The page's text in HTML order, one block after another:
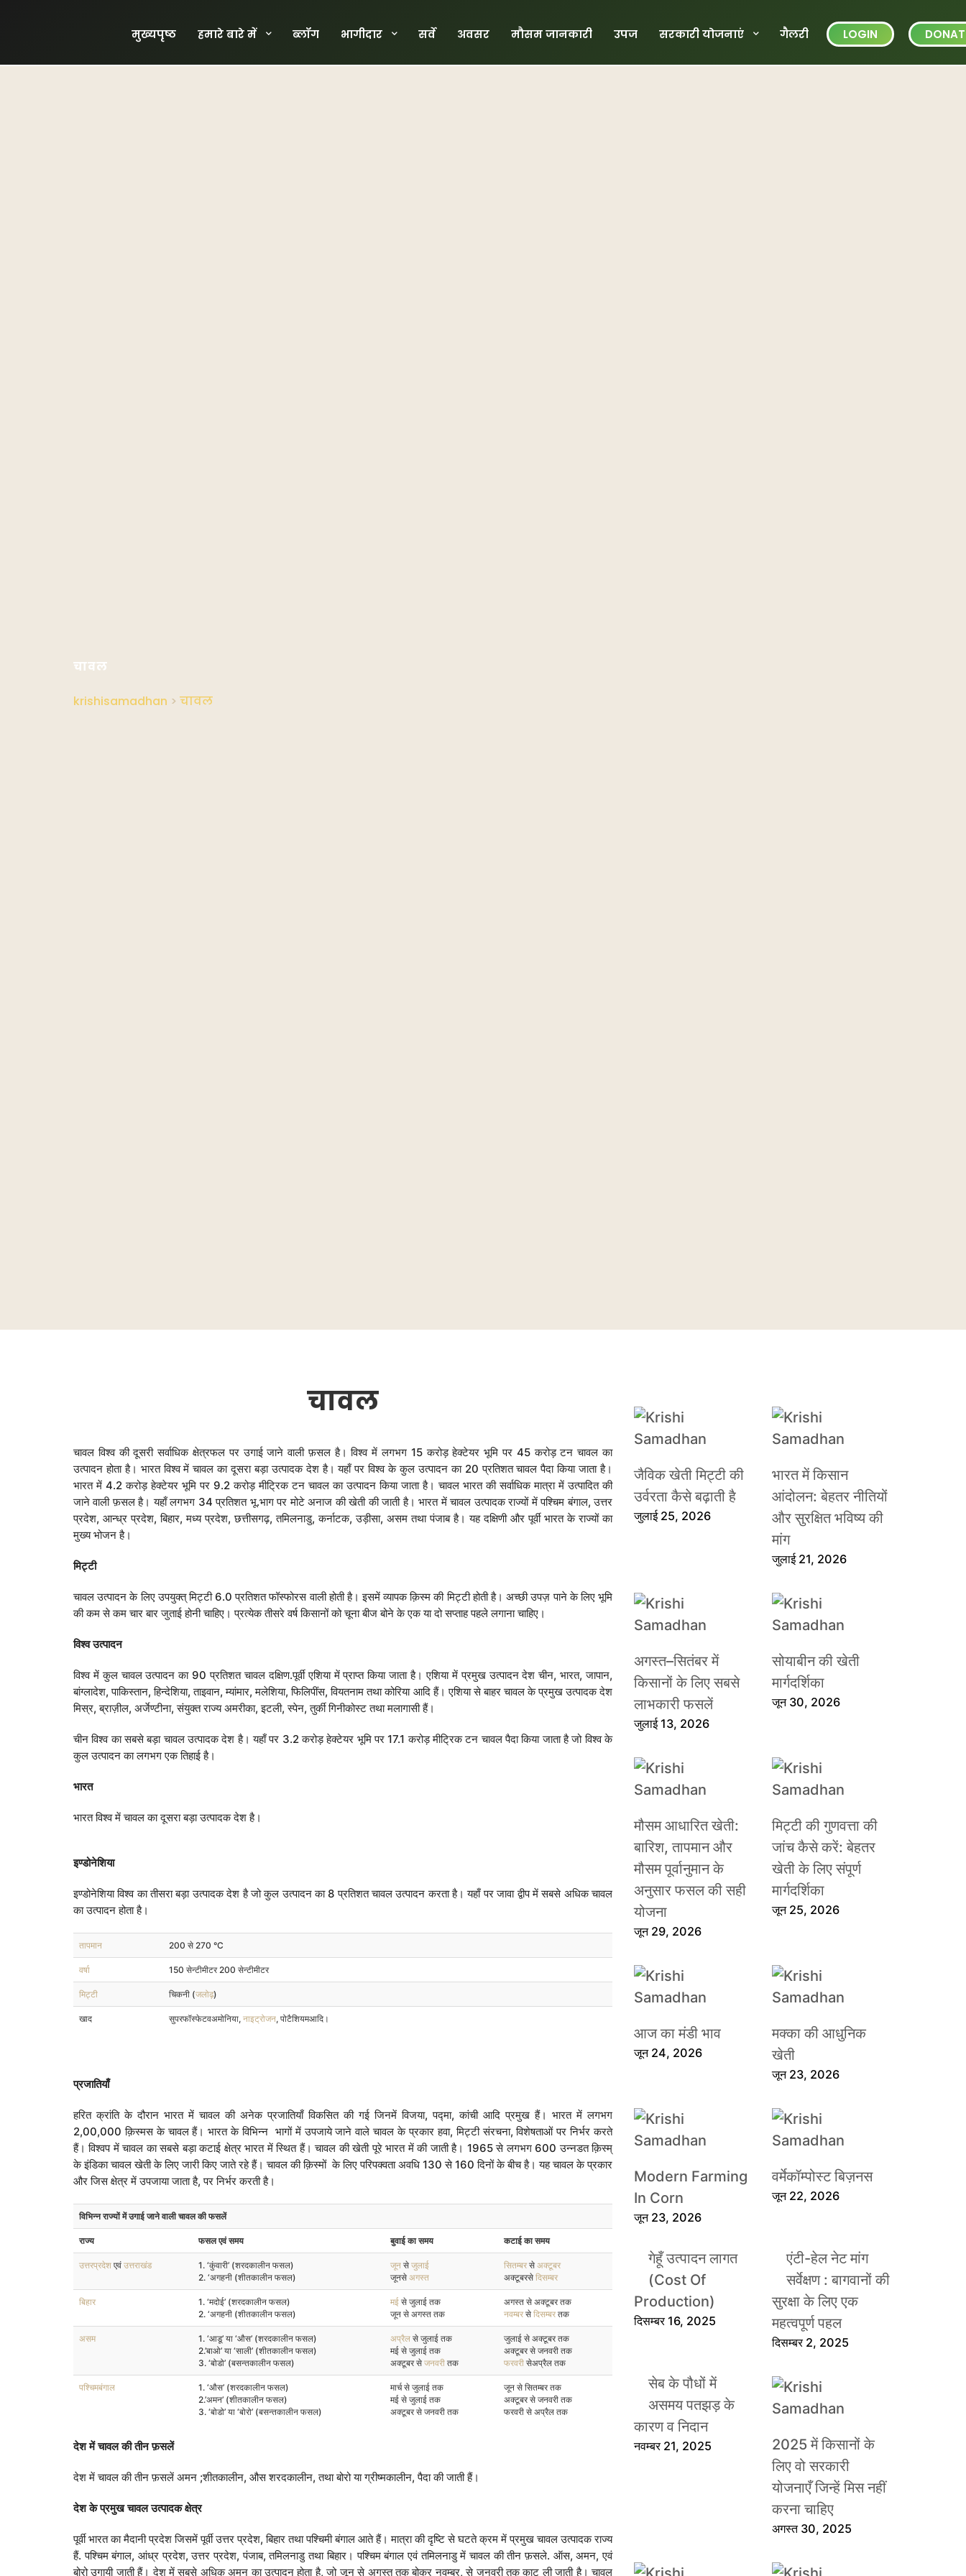
मुख्यपृष्ठ हमारे बारे में ब्लॉग भागीदार सर्वे अवसर मौसम जानकारी उपज सरकारी योजनाएं गैलरी LOGIN
चावल
krishisamadhan > चावल
चावल
चावल विश्व की दूसरी सर्वाधिक क्षेत्रफल पर उगाई जाने वाली फ़सल है। विश्व में लगभग 15 करोड़ हेक्टेयर भूमि पर 45 करोड़ टन चावल का
उत्पादन होता है। भारत विश्व में चावल का दूसरा बड़ा उत्पादक देश है। यहाँ पर विश्व के कुल उत्पादन का 20 प्रतिशत चावल पैदा किया जाता है।
भारत में 4.2 करोड़ हेक्टेयर भूमि पर 9.2 करोड़ मीट्रिक टन चावल का उत्पादन किया जाता है। चावल भारत की सर्वाधिक मात्रा में उत्पादित की
जाने वाली फ़सल है। यहाँ लगभग 34 प्रतिशत भू.भाग पर मोटे अनाज की खेती की जाती है। भारत में चावल उत्पादक राज्यों में पश्चिम बंगाल, उत्तर
प्रदेश, आन्ध्र प्रदेश, बिहार, मध्य प्रदेश, छत्तीसगढ़, तमिलनाडु, कर्नाटक, उड़ीसा, असम तथा पंजाब है। यह दक्षिणी और पूर्वी भारत के राज्यों का
मुख्य भोजन है।
मिट्टी
चावल उत्पादन के लिए उपयुक्त् मिट्टी 6.0 प्रतिशत फॉस्फोरस वाली होती है। इसमें व्यापक क़िस्म की मिट्टी होती है। अच्छी उपज़ पाने के लिए भूमि
की कम से कम चार बार जुताई होनी चाहिए। प्रत्येक तीसरे वर्ष किसानों को चूना बीज बोने के एक या दो सप्ताह पहले लगाना चाहिए।
विश्व उत्पादन
विश्व में कुल चावल उत्पादन का 90 प्रतिशत चावल दक्षिण.पूर्वी एशिया में प्राप्त किया जाता है। एशिया में प्रमुख उत्पादन देश चीन, भारत, जापान,
बांग्लादेश, पाकिस्तान, हिन्देशिया, ताइवान, म्यांमार, मलेशिया, फिलिपींस, वियतनाम तथा कोरिया आदि हैं। एशिया से बाहर चावल के प्रमुख उत्पादक देश
मिस्र, ब्राज़ील, अर्जेण्टीना, संयुक्त राज्य अमरीका, इटली, स्पेन, तुर्की गिनीकोस्ट तथा मलागासी हैं।
चीन विश्व का सबसे बड़ा चावल उत्पादक देश है। यहाँ पर 3.2 करोड़ हेक्टेयर भूमि पर 17.1 करोड़ मीट्रिक टन चावल पैदा किया जाता है जो विश्व के
कुल उत्पादन का लगभग एक तिहाई है।
भारत
भारत विश्व में चावल का दूसरा बड़ा उत्पादक देश है।
इण्डोनेशिया
इण्डोनेशिया विश्व का तीसरा बड़ा उत्पादक देश है जो कुल उत्पादन का 8 प्रतिशत चावल उत्पादन करता है। यहाँ पर जावा द्वीप में सबसे अधिक चावल
का उत्पादन होता है।
तापमान 200 से 270 °C
वर्षा 150 सेन्टीमीटर 200 सेन्टीमीटर
मिट्टी चिकनी (जलोढ़)
खाद सुपरफॉस्फेटवअमोनिया, नाइट्रोजन, पोटैशियमआदि।
प्रजातियाँ
हरित क्रांति के दौरान भारत में चावल की अनेक प्रजातियाँ विकसित की गई जिनमें विजया, पद्मा, कांची आदि प्रमुख हैं। भारत में लगभग
2,00,000 क़िस्मस के चावल हैं। भारत के विभिन्न भागों में उपजाये जाने वाले चावल के प्रकार हवा, मिट्टी संरचना, विशेषताओं पर निर्भर करते
हैं। विश्वप में चावल का सबसे बड़ा कटाई क्षेत्र भारत में स्थित हैं। चावल की खेती पूरे भारत में की जाती है। 1965 से लगभग 600 उन्नडत क़िस्म्
के इंडिका चावल खेती के लिए जारी किए जाते रहे हैं। चावल की क़िस्मों के लिए परिपक्वता अवधि 130 से 160 दिनों के बीच है। यह चावल के प्रकार
और जिस क्षेत्र में उपजाया जाता है, पर निर्भर करती है।
विभिन्न राज्यों में उगाई जाने वाली चावल की फसलें
राज्य फसल एवं समय बुवाई का समय कटाई का समय
उत्तरप्रदेश एवं उत्तराखंड
1. ‘कुंवारी’ (शरदकालीन फसल)
2. ‘अगहनी (शीतकालीन फसल)
जून से जुलाई
जूनसे अगस्त
सितम्बर से अक्टूबर
अक्टूबरसे दिसम्बर
बिहार
1. ‘मदोई’ (शरदकालीन फसल)
2. ‘अगहनी (शीतकालीन फसल)
मई से जुलाई तक
जून से अगस्त तक
अगस्त से अक्टूबर तक
नवम्बर से दिसम्बर तक
असम
1. ‘आडू’ या ‘औस’ (शरदकालीन फसल)
2.’बाओ’ या ‘साली’ (शीतकालीन फसल)
3. ‘बोडो’ (बसन्तकालीन फसल)
अप्रैल से जुलाई तक
मई से जुलाई तक
अक्टूबर से जनवरी तक
जुलाई से अक्टूबर तक
अक्टूबर से जनवरी तक
फरवरी सेअप्रैल तक
पश्चिमबंगाल
1. ‘औस’ (शरदकालीन फसल)
2.’अमन’ (शीतकालीन फसल)
3. ‘बोडो’ या ‘बोरो’ (बसन्तकालीन फसल)
मार्च से जुलाई तक
मई से जुलाई तक
अक्टूबर से जनवरी तक
जून से सितम्बर तक
अक्टूबर से जनवरी तक
फरवरी से अप्रैल तक
देश में चावल की तीन फ़सलें
देश में चावल की तीन फ़सलें अमन ;शीतकालीन, औस शरदकालीन, तथा बोरो या ग्रीष्मकालीन, पैदा की जाती हैं।
देश के प्रमुख चावल उत्पादक क्षेत्र
पूर्वी भारत का मैदानी प्रदेश जिसमें पूर्वी उत्तर प्रदेश, बिहार तथा पश्चिमी बंगाल आते हैं। मात्रा की दृष्टि से घटते क्रम में प्रमुख चावल उत्पादक राज्य
हैं. पश्चिम बंगाल, आंध्र प्रदेश, उत्तर प्रदेश, पंजाब, तमिलनाडु तथा बिहार। पश्चिम बंगाल एवं तमिलनाडु में चावल की तीन फ़सले. ऑस, अमन, एवं
बोरो उगायी जाती हैं। देश में सबसे अधिक अमन का उत्पादन होता है, जो जून से अगस्त तक बोकर नवम्बर, से जनवरी तक काट ली जाती है। चावल
जैविक खेती मिट्टी की
उर्वरता कैसे बढ़ाती है
जुलाई 25, 2026
भारत में किसान
आंदोलन: बेहतर नीतियों
और सुरक्षित भविष्य की
मांग
जुलाई 21, 2026
अगस्त–सितंबर में
किसानों के लिए सबसे
लाभकारी फसलें
जुलाई 13, 2026
सोयाबीन की खेती
मार्गदर्शिका
जून 30, 2026
मौसम आधारित खेती:
बारिश, तापमान और
मौसम पूर्वानुमान के
अनुसार फसल की सही
योजना
जून 29, 2026
मिट्टी की गुणवत्ता की
जांच कैसे करें: बेहतर
खेती के लिए संपूर्ण
मार्गदर्शिका
जून 25, 2026
आज का मंडी भाव
जून 24, 2026
मक्का की आधुनिक
खेती
जून 23, 2026
Modern Farming
In Corn
जून 23, 2026
वर्मेकॉम्पोस्ट बिज़नस
जून 22, 2026
गेहूँ उत्पादन लागत
(Cost Of
Production)
दिसम्बर 16, 2025
एंटी-हेल नेट मांग
सर्वेक्षण : बागवानों की
सुरक्षा के लिए एक
महत्वपूर्ण पहल
दिसम्बर 2, 2025
सेब के पौधों में
असमय पतझड़ के
कारण व निदान
नवम्बर 21, 2025
2025 में किसानों के
लिए वो सरकारी
योजनाएँ जिन्हें मिस नहीं
करना चाहिए
अगस्त 30, 2025